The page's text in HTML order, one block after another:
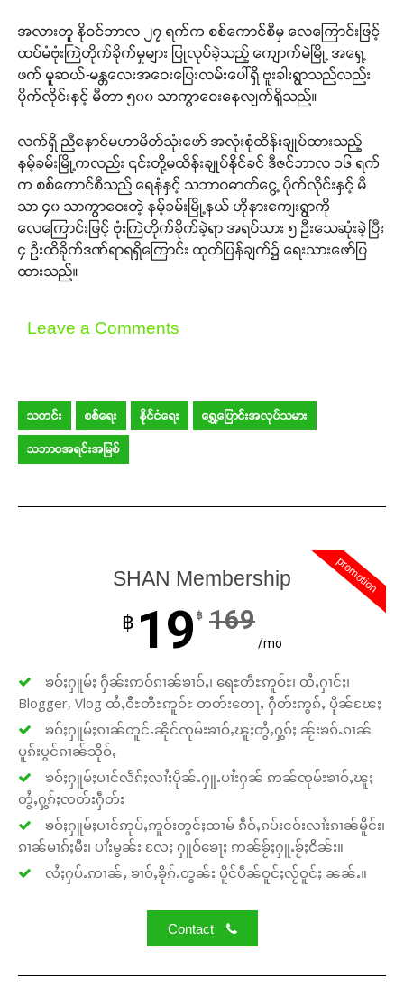
အလားတူ နိုဝင်ဘာလ ၂၇ ရက်က စစ်ကောင်စီမှ လေကြောင်းဖြင့်
ထပ်မံဗုံးကြဲတိုက်ခိုက်မှုများ ပြုလုပ်ခဲ့သည့် ကျောက်မဲမြို့ အရှေ့
ဖက် မူဆယ်-မန္တလေးအဝေးပြေးလမ်းပေါ်ရှိ ဗူးခါးရွာသည်လည်း
ပိုက်လိုင်းနှင့် မီတာ ၅၀၀ သာကွာဝေးနေလျက်ရှိသည်။
လက်ရှိ ညီနောင်မဟာမိတ်သုံးဖော် အလုံးစုံထိန်းချုပ်ထားသည့်
နမ့်ခမ်းမြို့ကလည်း ၎င်းတို့မထိန်းချုပ်နိုင်ခင် ဒီဇင်ဘာလ ၁၆ ရက်
က စစ်ကောင်စီသည် ရေနံနှင့် သဘာဝဓာတ်ငွေ့ ပိုက်လိုင်းနှင့် မီ
သာ ၄၀ သာကွာဝေးတဲ့ နမ့်ခမ်းမြို့နယ် ဟိုနားကျေးရွာကို
လေကြောင်းဖြင့် ဗုံးကြဲတိုက်ခိုက်ခဲ့ရာ အရပ်သား ၅ ဦးသေဆုံးခဲ့ပြီး
၄ ဦးထိခိုက်ဒဏ်ရာရရှိကြောင်း ထုတ်ပြန်ချက်၌ ရေးသားဖော်ပြ
ထားသည်။
Leave a Comments
သတင်း စစ်ရေး နိုင်ငံရေး ရွှေ့ပြောင်းအလုပ်သမား
သဘာဝအရင်းအမြစ်
promotion
SHAN Membership
฿ 19 ฿ 169
/mo
ၶဝ်ႈႁူမ်ႈ ႁဵၼ်းဢဝ်ၵၢၼ်ၶၢဝ်ႇ၊ ရေႊတီႊဢူဝ်ႊ၊ ထႆႇႁၢင်ႈ၊
Blogger, Vlog ထႆႇဝီႊတီႊဢူဝ်ႊ တတ်းတေႃႇ ႁဵတ်းဢွၵ်ႇ ပိုၼ်ၽႄႈ
ၶဝ်ႈႁူမ်ႈၵၢၼ်တူင်ႉၼိုင်ၸုမ်းၶၢဝ်ႇၽူႈတွႆႇႁွၵ်ႈ ၼႂ်းၶၵ်ႉၵၢၼ်
ပူၵ်းပွင်ၵၢၼ်သိုဝ်ႇ
ၶဝ်ႈႁူမ်ႈပၢင်လႅၵ်ႈလၢႆႈပိုၼ်ႉႁူႉပၢႆးႁၼ် ဢၼ်ၸုမ်းၶၢဝ်ႇၽူႈ
တွႆႇႁွၵ်ႈၸတ်းႁဵတ်း
ၶဝ်ႈႁူမ်ႈပၢင်ဢုပ်ႇဢူဝ်းတွင်ႈထၢမ် ၵဵဝ်ႇၵပ်းငဝ်းလၢႆးၵၢၼ်မိူင်း၊
ၵၢၼ်မၢၵ်ႈမီး၊ ပၢႆးမွၼ်း လႄႈ ႁူဝ်ၶေႃႈ ဢၼ်ၶႂ်ႈႁူႉၶႂ်ႈငိၼ်း။
လႆႈႁပ်ႉဢၢၼ်ႇ ၶၢဝ်ႇၶိုၵ်ႉတွၼ်း ပိူင်ပဵၼ်ဝူင်ႈလႂ်ဝူင်ႈ ၼၼ်ႉ။
Contact